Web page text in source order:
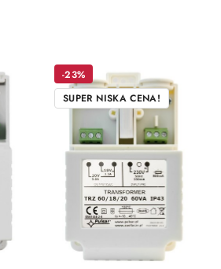
-23%
SUPER NISKA CENA!